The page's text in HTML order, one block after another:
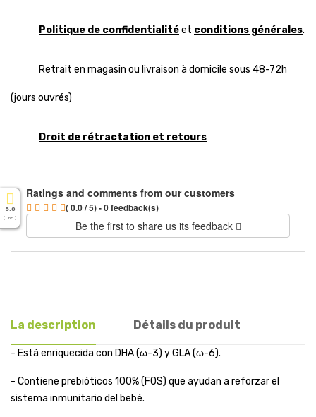
Politique de confidentialitéet conditions générales.
Retrait en magasin ou livraison à domicile sous 48-72h
(jours ouvrés)
Droit de rétractation et retours
Ratings and comments from our customers
( 0.0 / 5) - 0 feedback(s)
Be the first to share us its feedback
La description Détails du produit
- Está enriquecida con DHA (ω-3) y GLA (ω-6).
- Contiene prebióticos 100% (FOS) que ayudan a reforzar el
sistema inmunitario del bebé.
5.0
( On 5 )